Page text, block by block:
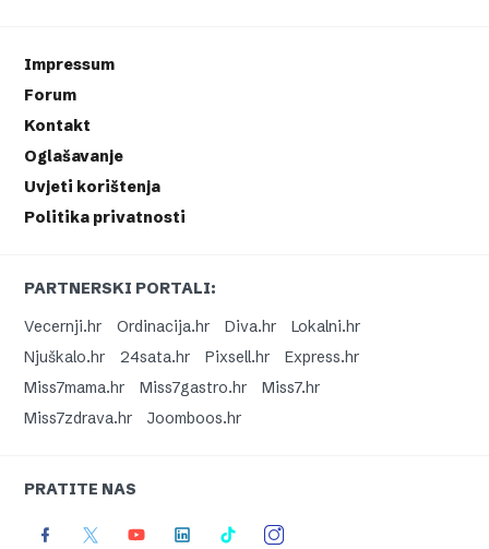
Impressum
Forum
Kontakt
Oglašavanje
Uvjeti korištenja
Politika privatnosti
PARTNERSKI PORTALI:
Vecernji.hr
Ordinacija.hr Diva.hr
Lokalni.hr
Njuškalo.hr
24sata.hr Pixsell.hr
Express.hr
Miss7mama.hr
Miss7gastro.hr
Miss7.hr
Miss7zdrava.hr
Joomboos.hr
PRATITE NAS